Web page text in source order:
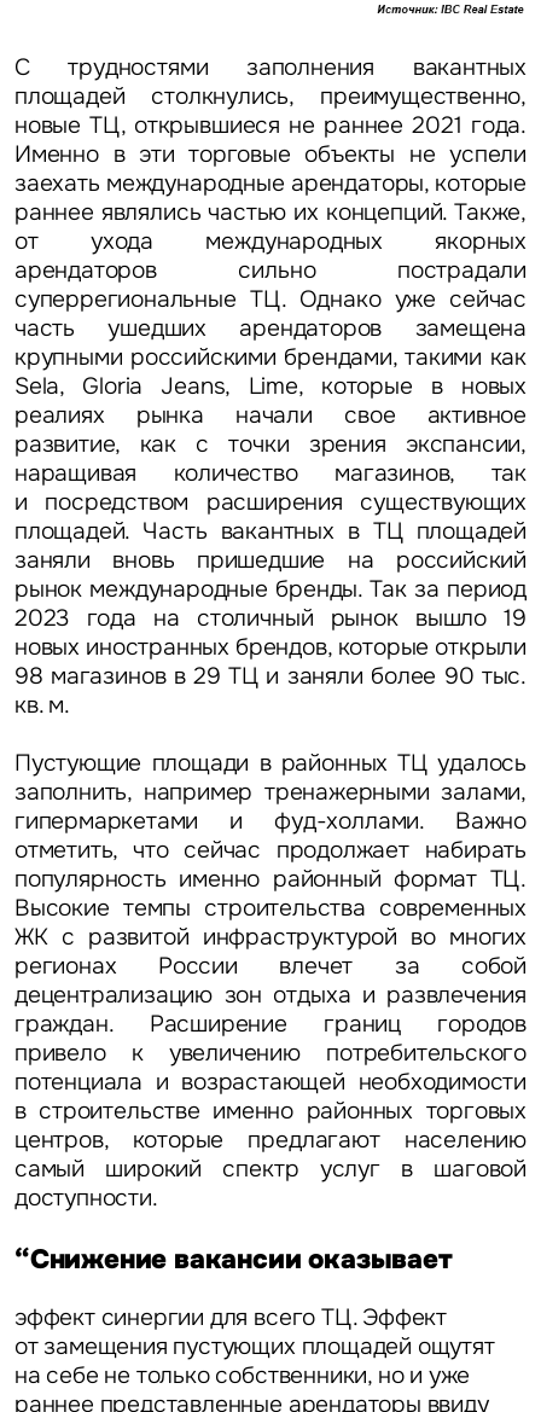
С трудностями заполнения вакантных
площадей столкнулись, преимущественно,
новые ТЦ, открывшиеся не раннее 2021 года.
Именно в эти торговые объекты не успели
заехать международные арендаторы, которые
раннее являлись частью их концепций. Также,
от ухода международных якорных
арендаторов сильно пострадали
суперрегиональные ТЦ. Однако уже сейчас
часть ушедших арендаторов замещена
крупными российскими брендами, такими как
Sela, Gloria Jeans, Lime, которые в новых
реалиях рынка начали свое активное
развитие, как с точки зрения экспансии,
наращивая количество магазинов, так
и посредством расширения существующих
площадей. Часть вакантных в ТЦ площадей
заняли вновь пришедшие на российский
рынок международные бренды. Так за период
2023 года на столичный рынок вышло 19
новых иностранных брендов, которые открыли
98 магазинов в 29 ТЦ и заняли более 90 тыс.
кв. м.
Пустующие площади в районных ТЦ удалось
заполнить, например тренажерными залами,
гипермаркетами и фуд-холлами. Важно
отметить, что сейчас продолжает набирать
популярность именно районный формат ТЦ.
Высокие темпы строительства современных
ЖК с развитой инфраструктурой во многих
регионах России влечет за собой
децентрализацию зон отдыха и развлечения
граждан. Расширение границ городов
привело к увеличению потребительского
потенциала и возрастающей необходимости
в строительстве именно районных торговых
центров, которые предлагают населению
самый широкий спектр услуг в шаговой
доступности.
“Снижение вакансии оказывает
эффект синергии для всего ТЦ. Эффект
от замещения пустующих площадей ощутят
на себе не только собственники, но и уже
раннее представленные арендаторы ввиду
Задайте свой вопрос
Вопрос
Это обязательное поле